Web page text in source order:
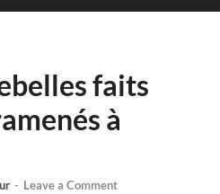
faits
à
- Leave a Comment